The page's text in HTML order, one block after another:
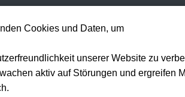
Cookies und Daten, um
unserer Website zu
aktiv auf Störungen und ergreifen